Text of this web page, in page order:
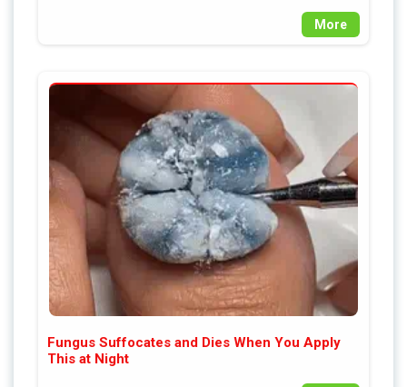
More
Fungus Suffocates and Dies When You Apply
This at Night